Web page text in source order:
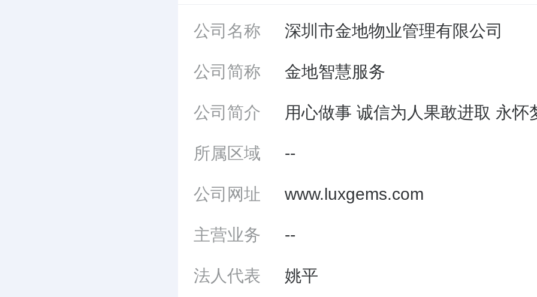
公司名称 深圳市金地物业管理有限公司
公司简称 金地智慧服务
公司简介 用心做事 诚信为人果敢进取 永怀
所属区域 --
公司网址 www.luxgems.com
主营业务 --
法人代表 姚平